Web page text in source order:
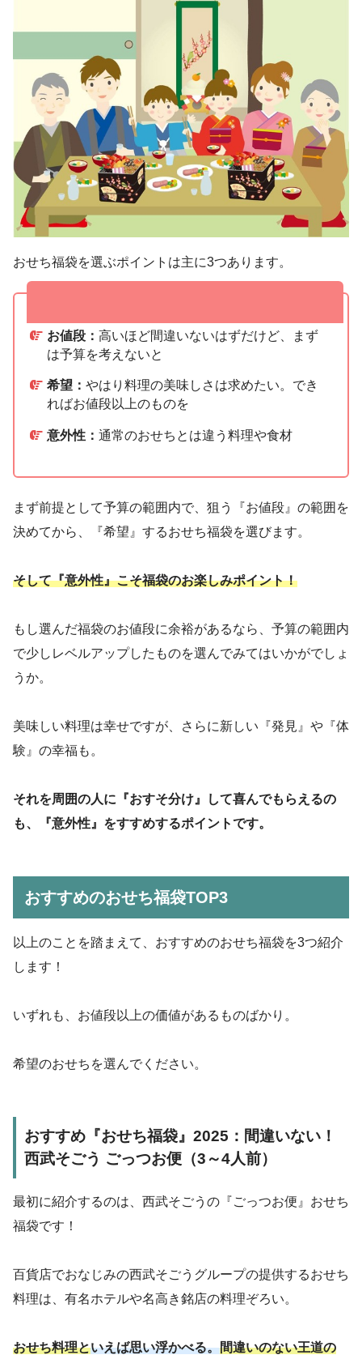
おせち福袋を選ぶポイントは主に3つあります。
お値段：高いほど間違いないはずだけど、まず
は予算を考えないと
希望：やはり料理の美味しさは求めたい。でき
ればお値段以上のものを
意外性：通常のおせちとは違う料理や食材
まず前提として予算の範囲内で、狙う『お値段』の範囲を
決めてから、『希望』するおせち福袋を選びます。
そして『意外性』こそ福袋のお楽しみポイント！
もし選んだ福袋のお値段に余裕があるなら、予算の範囲内
で少しレベルアップしたものを選んでみてはいかがでしょ
うか。
美味しい料理は幸せですが、さらに新しい『発見』や『体
験』の幸福も。
それを周囲の人に『おすそ分け』して喜んでもらえるの
も、『意外性』をすすめするポイントです。
おすすめのおせち福袋TOP3
以上のことを踏まえて、おすすめのおせち福袋を3つ紹介
します！
いずれも、お値段以上の価値があるものばかり。
希望のおせちを選んでください。
おすすめ『おせち福袋』2025：間違いない！
西武そごう ごっつお便 （3～4人前）
最初に紹介するのは、西武そごうの『ごっつお便』おせち
福袋です！
百貨店でおなじみの西武そごうグループの提供するおせち
料理は、有名ホテルや名高き銘店の料理ぞろい。
おせち料理といえば思い浮かべる。間違いのない王道の